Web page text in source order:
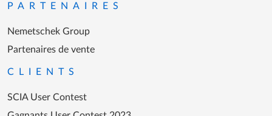
PARTENAIRES
Nemetschek Group
Partenaires de vente
CLIENTS
SCIA User Contest